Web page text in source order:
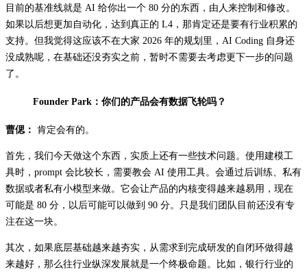
目前的基准线就是 AI 给你出一个 80 分的东西，由人来控制和修改。
如果以后想更加自动化，达到真正的 L4，那肯定还是要有行业积累的
支持。但我觉得这应该不在大家 2026 年的规划里，AI Coding 自身还
没成熟呢，在基础还没夯实之前，暂时不需要去考虑更下一步的问题
了。
Founder Park：你们的产品会有数据飞轮吗？
曹偲： 肯定会有的。
首先，我们今天做这个东西，实质上还有一些技术问题。使用建模工
具时，prompt 会比较长，需要教会 AI 使用工具。会通过后训练、私有
数据或者私有小模型来做。它会让产品的内核变得越来越易用，现在
可能是 80 分，以后可能可以做到 90 分。只是我们团队目前还没有专
注在这一块。
其次，如果底层基础越来越夯实，从需求到完成研发的自闭环做得越
来越好，那么往行业纵深发展就是一个终极命题。比如，银行行业的